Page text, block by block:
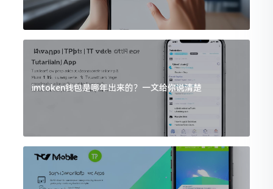
imtoken钱包是哪年出来的？一文给你说清楚